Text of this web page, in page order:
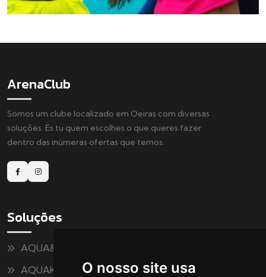
O nosso site usa
ArenaClub
Somos um clube localizado em Oeiras com diversas
soluções. És tu quem escolhes o que queres fazer
dentro das inúmeras ofertas que temos.
Soluções
AQUA&FITNESS
AQUAKIDS